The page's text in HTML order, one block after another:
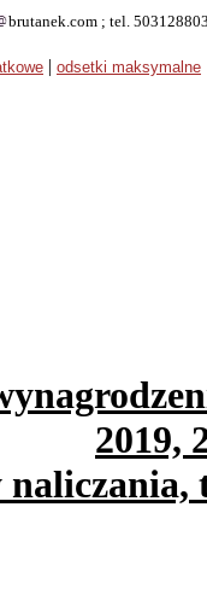
brutanek.com ; tel.
| odsetki maksymalne
2019,